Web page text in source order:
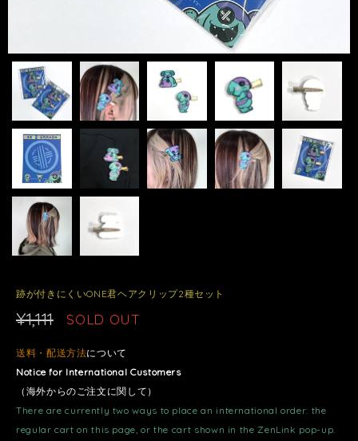
跡が付きにくいONE君ヘアクリップ2種セット
¥1,111 SOLD OUT
送料・配送方法について
Notice for International Customers
（海外からのご注文に関して）
There are currently two ways to place an international order: the
regular cart on this page, or the cart shown in the ZenLink pop-up.